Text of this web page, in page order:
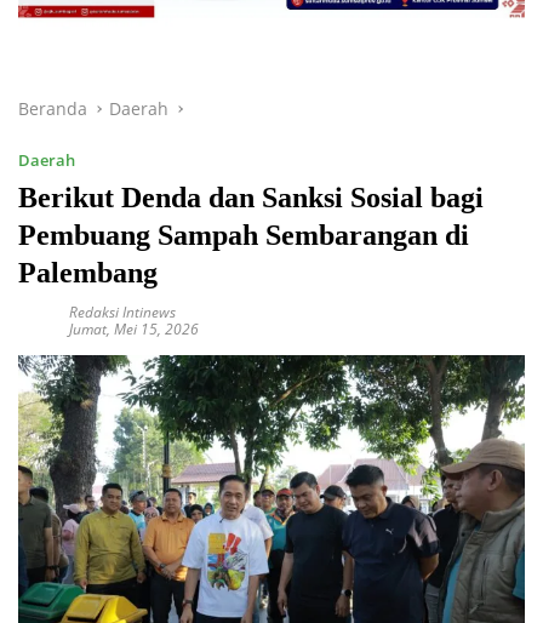
Beranda Daerah
Daerah
Berikut Denda dan Sanksi Sosial bagi
Pembuang Sampah Sembarangan di
Palembang
Redaksi Intinews
Jumat, Mei 15, 2026